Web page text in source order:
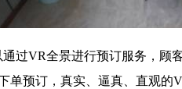
过VR全景进行预订服务，顾
单预订，真实、逼真、直观